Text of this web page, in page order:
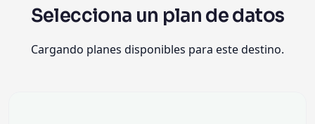
Selecciona un plan de datos
Cargando planes disponibles para este destino.